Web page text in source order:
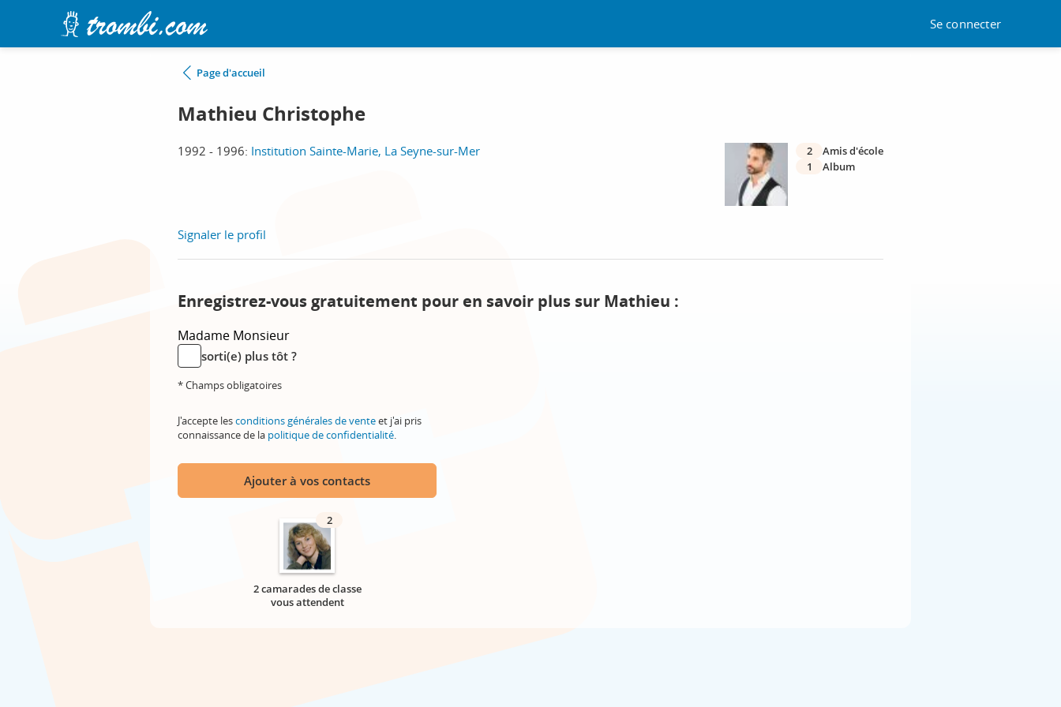
Se connecter
Page d'accueil
Mathieu Christophe
1992 - 1996: Institution Sainte-Marie, La Seyne-sur-Mer 2
Amis d'école
1
Album
Signaler le profil
Enregistrez-vous gratuitement pour en savoir plus sur Mathieu :
Madame Monsieur
sorti(e) plus tôt ?
* Champs obligatoires
J'accepte lesconditions générales de venteet j'ai pris
connaissance de la politique de confidentialité.
Ajouter à vos contacts
2
2 camarades de classe
vous attendent